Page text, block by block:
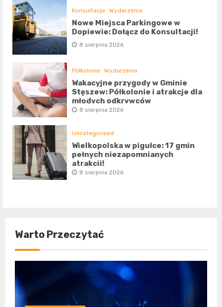
Konsultacje Wydarzenia
Nowe Miejsca Parkingowe w
Dopiewie: Dołącz do Konsultacji!
8 sierpnia 2026
Półkolonie Wydarzenia
Wakacyjne przygody w Gminie
Stęszew: Półkolonie i atrakcje dla
młodych odkrywców
8 sierpnia 2026
Uncategorized
Wielkopolska w pigułce: 17 gmin
pełnych niezapomnianych
atrakcji!
8 sierpnia 2026
Warto Przeczytać